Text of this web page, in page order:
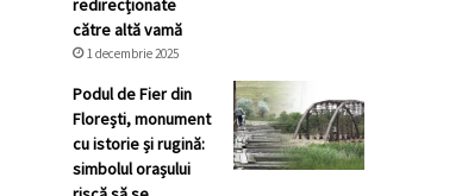
redirecționate
către altă vamă
1 decembrie 2025
Podul de Fier din
Florești, monument
cu istorie și rugină:
simbolul orașului